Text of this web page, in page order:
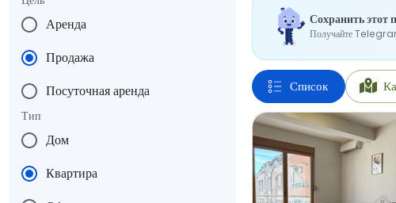
Аренда
Продажа
Посуточная аренда
Тип
Дом
Квартира
Сохранить этот
Получайте
Список